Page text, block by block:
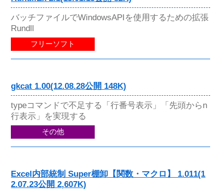
バッチファイルでWindowsAPIを使用するための拡張
Rundll
フリーソフト
gkcat 1.00(12.08.28公開 148K)
typeコマンドで不足する「行番号表示」「先頭からn
行表示」を実現する
その他
Excel内部統制 Super棚卸【関数・マクロ】 1.011(1
2.07.23公開 2,607K)